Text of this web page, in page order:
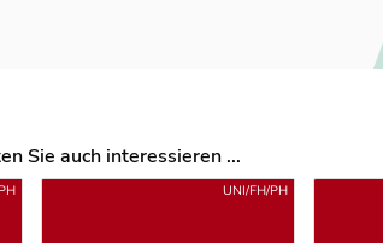
Sie auch interessieren ...
UNI/FH/PH